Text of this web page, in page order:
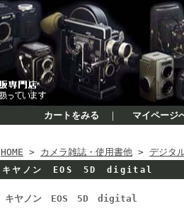
カートをみる ｜ マイページ
HOME > カメラ雑誌・使用書他 > デジタ
キヤノン EOS 5D digital
キヤノン EOS 5D digital